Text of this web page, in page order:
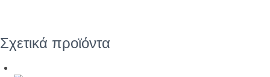
Σχετικά προϊόντα